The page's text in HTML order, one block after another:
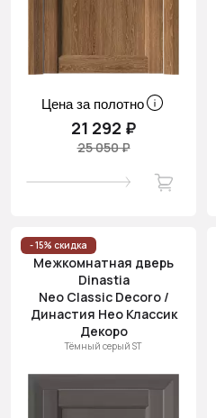
Цена за полотно
21 292 ₽
25 050 ₽
- 15% скидка
Межкомнатная дверь
Dinastia
Neo Classic Decoro /
Династия Нео Классик
Декоро
Тёмный серый ST